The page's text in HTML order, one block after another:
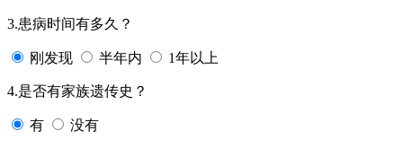
3.患病时间有多久？
刚发现 半年内 1年以上
4.是否有家族遗传史？
有 没有